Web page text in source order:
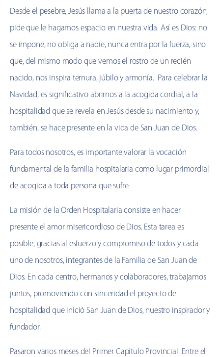
Desde el pesebre, Jesús llama a la puerta de nuestro corazón,
pide que le hagamos espacio en nuestra vida. Así es Dios: no
se impone, no obliga a nadie, nunca entra por la fuerza, sino
que, del mismo modo que vemos el rostro de un recién
nacido, nos inspira ternura, júbilo y armonía. Para celebrar la
Navidad, es significativo abrirnos a la acogida cordial, a la
hospitalidad que se revela en Jesús desde su nacimiento y,
también, se hace presente en la vida de San Juan de Dios.
Para todos nosotros, es importante valorar la vocación
fundamental de la familia hospitalaria como lugar primordial
de acogida a toda persona que sufre.
La misión de la Orden Hospitalaria consiste en hacer
presente el amor misericordioso de Dios. Esta tarea es
posible, gracias al esfuerzo y compromiso de todos y cada
uno de nosotros, integrantes de la Familia de San Juan de
Dios. En cada centro, hermanos y colaboradores, trabajamos
juntos, promoviendo con sinceridad el proyecto de
hospitalidad que inició San Juan de Dios, nuestro inspirador y
fundador.
Pasaron varios meses del Primer Capítulo Provincial. Entre el